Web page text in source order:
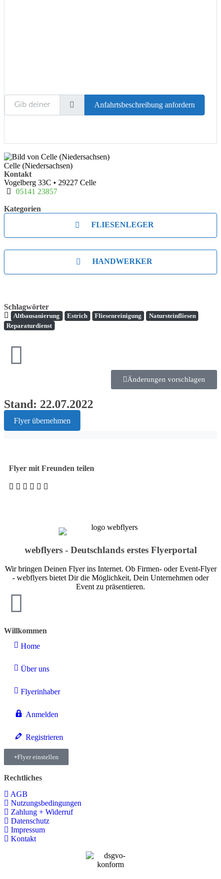
Gib deinen Standort ein.
Anfahrtsbeschreibung anfordern
Celle (Niedersachsen)
Kontakt
Vogelberg 33C • 29227 Celle
05141 23857
Kategorien
FLIESENLEGER
HANDWERKER
Schlagwörter
Altbausanierung Estrich Fliesenreinigung
Natursteinfliesen
Reparaturdienst
Änderungen vorschlagen
Stand: 22.07.2022
Flyer übernehmen
Flyer mit Freunden teilen
webflyers - Deutschlands erstes Flyerportal
Wir bringen Deinen Flyer ins Internet. Ob Firmen- oder Event-Flyer
- webflyers bietet Dir die Möglichkeit, Dein Unternehmen oder
Event zu präsentieren.
Willkommen
Home
Über uns
Flyerinhaber
Anmelden
Registrieren
Flyer einstellen
Rechtliches
AGB
Nutzungsbedingungen
Zahlung + Widerruf
Datenschutz
Impressum
Kontakt